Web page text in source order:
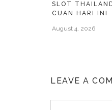
SLOT
CUAN HARI INI
August 4, 2026
LEAVE A